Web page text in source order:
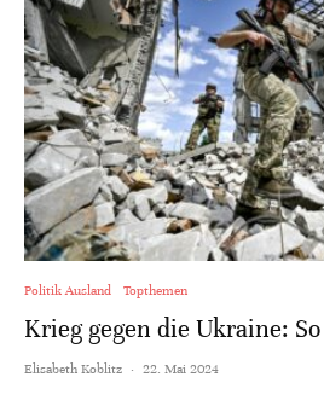
Politik Ausland Topthemen
Krieg gegen die Ukraine:
Elisabeth Koblitz · 22. Mai 2024